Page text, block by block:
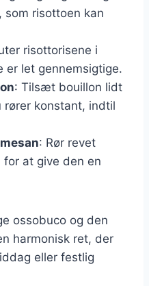
som risottoen kan
risottorisene i
er let gennemsigtige.
: Tilsæt bouillon lidt
rører konstant, indtil
: Rør revet
for at give den en
ossobuco og den
harmonisk ret, der
eller festlig